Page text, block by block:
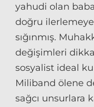
yahudi olan
doğru ilerlemeye
sığınmış.
değişimleri
sosyalist ideal
Miliband ölene
sağcı unsurlara